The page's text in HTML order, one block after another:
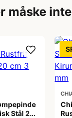
måske
Stål 20